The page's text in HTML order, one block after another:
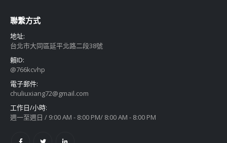
聯繫方式
地址:
台北市大同區延平北路二段38號
賴ID:
@766kcvhp
電子郵件:
chuliuxiang72@gmail.com
工作日/小時:
週一至週日 / 9:00 AM - 8:00 PM/ 8:00 AM - 8:00 PM